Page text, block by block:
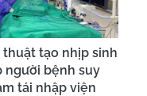
thuật tạo nhịp sinh
người bệnh suy
tái nhập viện